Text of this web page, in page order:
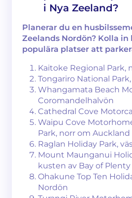
i Nya Zeeland?
Planerar du en
Zeelands Nordön? Kolla in
populära platser att
Kaitoke Regional Park,
Tongariro National
Whangamata Beach
Coromandelhalvön
Cathedral Cove
Waipu Cove
Park, norr om Auckland
Raglan Holiday Park,
Mount Maunganui
kusten av Bay of Plenty
Ohakune Top Ten
Nordön